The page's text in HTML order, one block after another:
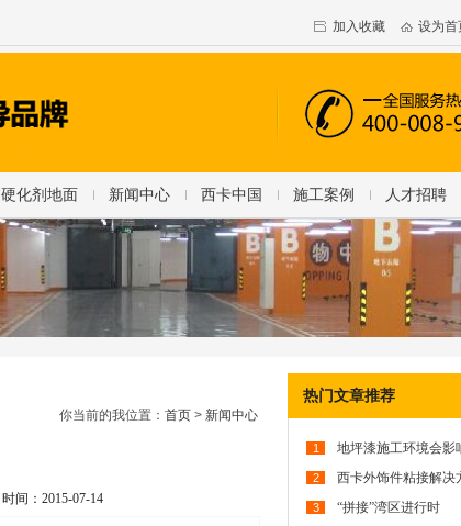
加入收藏 设为首
硬化剂地面 新闻中心 西卡中国 施工案例 人才招聘
你当前的我位置： 首页 > 新闻中心
时间：2015-07-14
热门文章推荐
1 地坪漆施工环境会影
2 西卡外饰件粘接解决
3 “拼接”湾区进行时